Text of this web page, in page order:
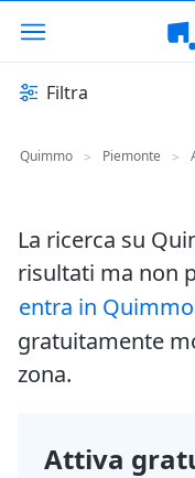
Filtra
Quimmo > Piemonte >
La ricerca su
risultati ma non
entra in
gratuitamente
zona.
Attiva